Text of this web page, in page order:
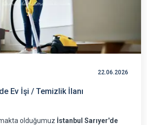
22.06.2026
İstanbul Sarıyer'de Ev İşi / Temizlik İlanı
olduğumuz
İstanbul Sarıyer'de